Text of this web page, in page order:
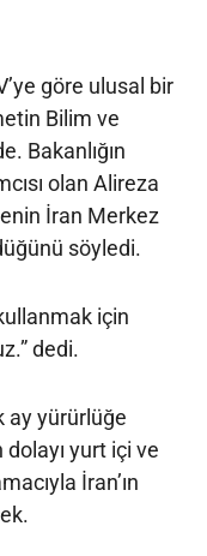
göre ulusal bir
Bilim ve
Bakanlığın
olan Alireza
İran Merkez
söyledi.
için
dedi.
ay yürürlüğe
dolayı yurt içi ve
İran’ın